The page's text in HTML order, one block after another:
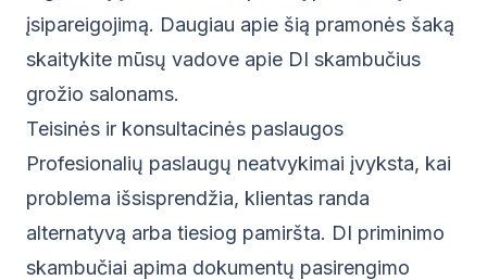
įsipareigojimą. Daugiau apie šią pramonės šaką
skaitykite mūsų vadove apie DI skambučius
grožio salonams.
Teisinės ir konsultacinės paslaugos
Profesionalių paslaugų neatvykimai įvyksta, kai
problema išsisprendžia, klientas randa
alternatyvą arba tiesiog pamiršta. DI priminimo
skambučiai apima dokumentų pasirengimo